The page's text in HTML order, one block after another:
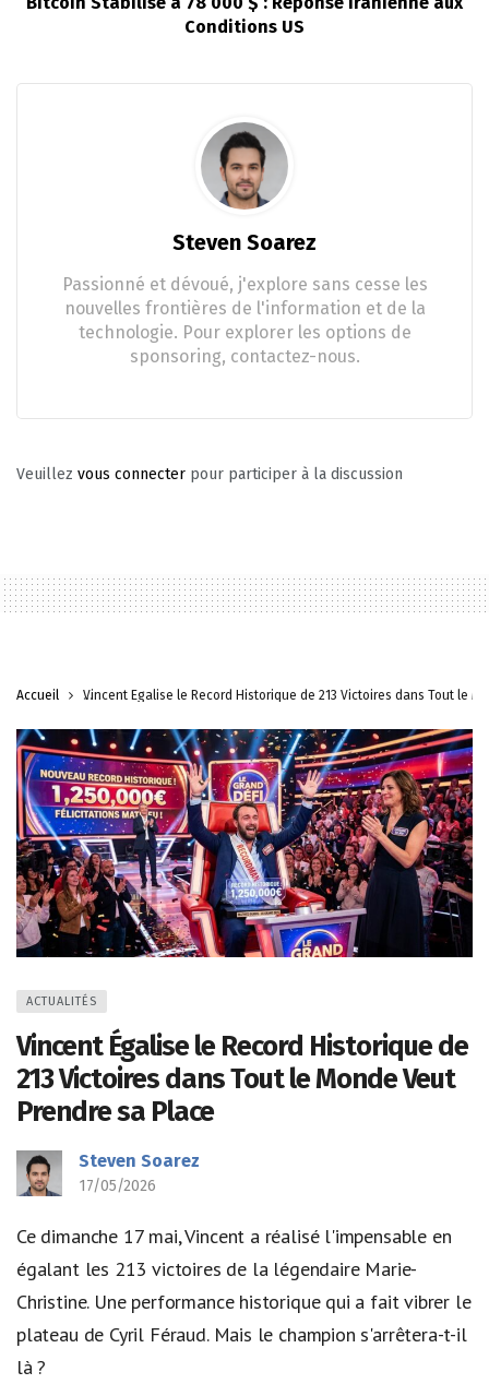
Conditions US
Steven Soarez
Passionné et dévoué, j'explore sans cesse les
nouvelles frontières de l'information et de la
technologie. Pour explorer les options de
sponsoring, contactez-nous.
Veuillez vous connecter pour participer à la discussion
Accueil Vincent Égalise le Record Historique de 213 Victoires dans Tout le
ACTUALITÉS
Vincent Égalise le Record Historique de
213 Victoires dans Tout le Monde Veut
Prendre sa Place
Steven Soarez
17/05/2026
Ce dimanche 17 mai, Vincent a réalisé l'impensable en
égalant les 213 victoires de la légendaire Marie-
Christine. Une performance historique qui a fait vibrer le
plateau de Cyril Féraud. Mais le champion s'arrêtera-t-il
là ?